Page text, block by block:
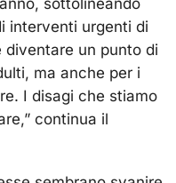
interventi urgenti di
diventare un punto di
ma anche per i
I disagi che stiamo
continua il